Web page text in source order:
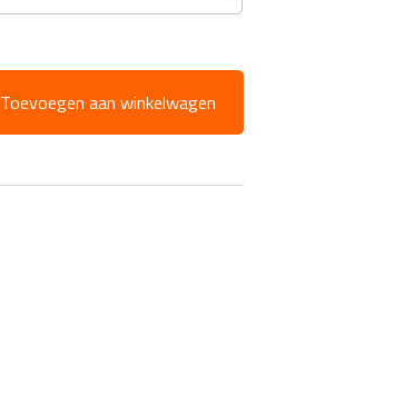
Toevoegen aan winkelwagen